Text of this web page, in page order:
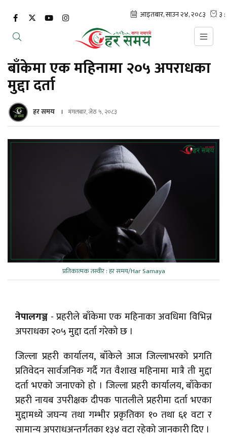
बाँकेमा एक महिनामा २०५ अपराधका
मुद्दा दर्ता
हर समय मंगलबार, जेठ ५, २०८३
प्रतिकात्मक तस्वीर : हर समय/Har Samaya
नेपालगञ्ज - प्रहरीले बाँकेमा एक महिनाका अवधिमा विभिन्न
अपराधका २०५ मुद्दा दर्ता गरेको छ ।
जिल्ला प्रहरी कार्यालय, बाँकेले आज जिल्लाभरको प्रगति
प्रतिवेदन सार्वजनिक गर्दै गत वैशाख महिनामा मात्रै ती मुद्दा
दर्ता भएको जनाएको हो । जिल्ला प्रहरी कार्यालय, बाँकेका
प्रहरी नायब उपरीक्षक दीपक पातलीले प्रहरीमा दर्ता भएका
मुद्दामध्ये जघन्य तथा गम्भीर प्रकृतिका १० तथा ६१ वटा र
सामान्य अपराधअन्तर्गतका १३४ वटा रहेको जानकारी दिए ।